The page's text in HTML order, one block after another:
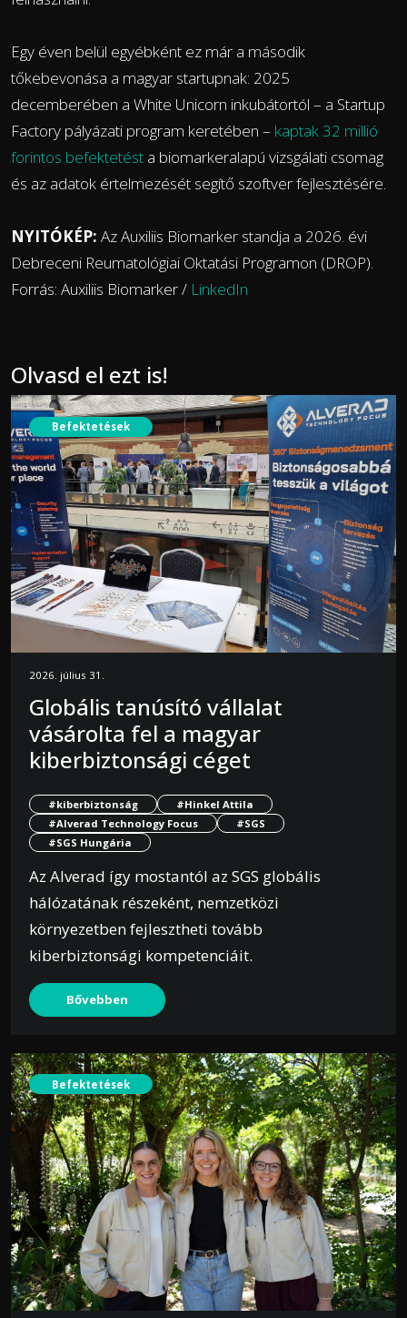
Egy éven belül egyébként ez már a második
tőkebevonása a magyar startupnak: 2025
decemberében a White Unicorn inkubátortól – a Startup
Factory pályázati program keretében – kaptak 32 millió
forintos befektetést a biomarkeralapú vizsgálati csomag
és az adatok értelmezését segítő szoftver fejlesztésére.
NYITÓKÉP: Az Auxiliis Biomarker standja a 2026. évi
Debreceni Reumatológiai Oktatási Programon (DROP).
Forrás: Auxiliis Biomarker / LinkedIn
Olvasd el ezt is!
Befektetések
2026. július 31.
Globális tanúsító vállalat
vásárolta fel a magyar
kiberbiztonsági céget
#kiberbiztonság
#Hinkel Attila
#Alverad Technology Focus
#SGS
#SGS Hungária
Az Alverad így mostantól az SGS globális
hálózatának részeként, nemzetközi
környezetben fejlesztheti tovább
kiberbiztonsági kompetenciáit.
Bővebben
Befektetések